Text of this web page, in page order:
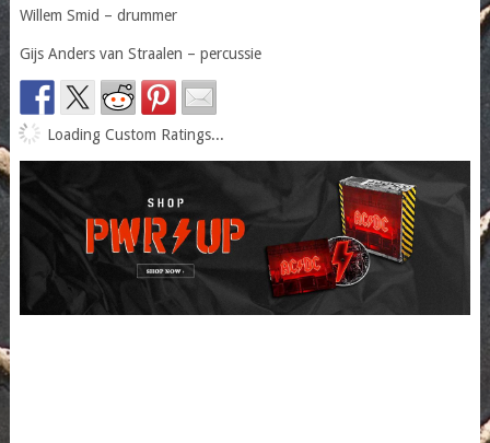
Willem Smid – drummer
Gijs Anders van Straalen – percussie
Loading Custom Ratings...